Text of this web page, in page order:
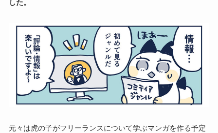
した。
元々は虎の子がフリーランスについて学ぶマンガを作る予定